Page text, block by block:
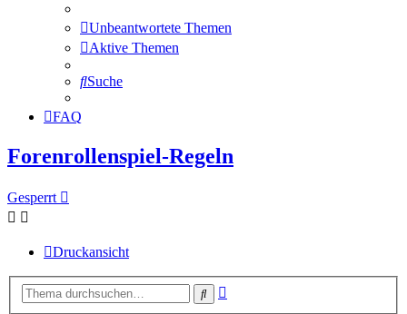
Unbeantwortete Themen
Aktive Themen
Suche
FAQ
Forenrollenspiel-Regeln
Gesperrt
Druckansicht
Suche